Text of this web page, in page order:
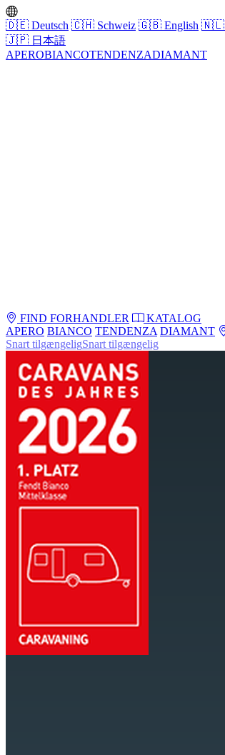
🇩🇪 Deutsch 🇨🇭 Schweiz 🇬🇧 English 🇳🇱
🇯🇵 日本語
APEROBIANCOTENDENZADIAMANT
FIND FORHANDLER
KATALOG
APERO BIANCO TENDENZA DIAMANT
Snart tilgængeligSnart tilgængelig